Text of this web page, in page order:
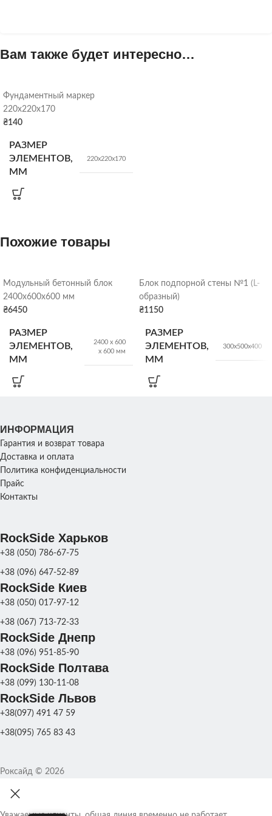
Вам также будет интересно…
Фундаментный маркер
220х220х170
₴140
РАЗМЕР
ЭЛЕМЕНТОВ,
ММ
220х220х170
Похожие товары
Модульный бетонный блок
2400х600х600 мм
₴6450
РАЗМЕР
ЭЛЕМЕНТОВ,
ММ
2400 х 600
х 600 мм
Блок подпорной стены №1 (L-
образный)
₴1150
РАЗМЕР
ЭЛЕМЕНТОВ,
ММ
300х500х400
ИНФОРМАЦИЯ
Гарантия и возврат товара
Доставка и оплата
Политика конфиденциальности
Прайс
Контакты
RockSide Харьков
+38 (050) 786-67-75
+38 (096) 647-52-89
RockSide Киев
+38 (050) 017-97-12
+38 (067) 713-72-33
RockSide Днепр
+38 (096) 951-85-90
RockSide Полтава
+38 (099) 130-11-08
RockSide Львов
+38(097) 491 47 59
+38(095) 765 83 43
Роксайд © 2026